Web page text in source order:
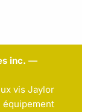
inc. —
vis Jaylor
équipement